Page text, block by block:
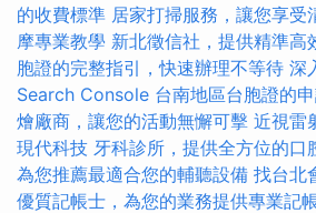
的收費標準 居家打掃服務，讓您享受
摩專業教學 新北徵信社，提供精準高
胞證的完整指引，快速辦理不等待 深
Search Console 台南地區台胞證的
燴廠商，讓您的活動無懈可擊 近視雷
現代科技 牙科診所，提供全方位的口
為您推薦最適合您的輔聽設備 找台北
優質記帳士，為您的業務提供專業記